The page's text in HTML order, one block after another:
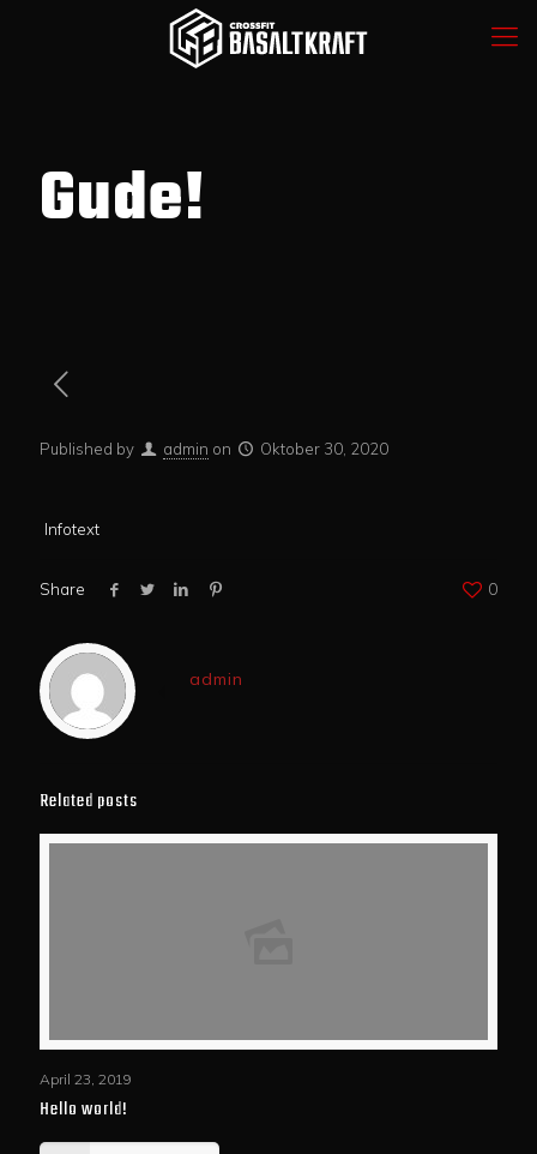
Gude!
Published by admin on Oktober 30, 2020
Infotext
Share 0
admin
Related posts
April 23, 2019
Hello world!